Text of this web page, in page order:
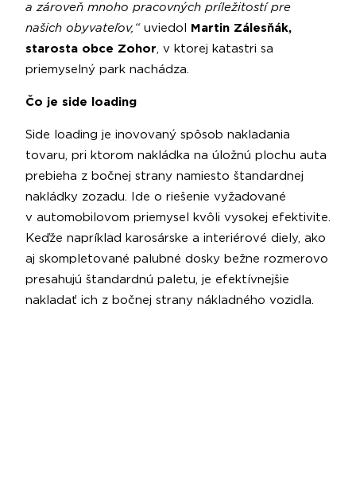
a zároveň mnoho pracovných príležitostí pre
našich obyvateľov,“ uviedol Martin Zálesňák,
starosta obce Zohor , v ktorej katastri sa
priemyselný park nachádza.
Čo je side loading
Side loading je inovovaný spôsob nakladania
tovaru, pri ktorom nakládka na úložnú plochu auta
prebieha z bočnej strany namiesto štandardnej
nakládky zozadu. Ide o riešenie vyžadované
v automobilovom priemysel kvôli vysokej efektivite.
Keďže napríklad karosárske a interiérové diely, ako
aj skompletované palubné dosky bežne rozmerovo
presahujú štandardnú paletu, je efektívnejšie
nakladať ich z bočnej strany nákladného vozidla.